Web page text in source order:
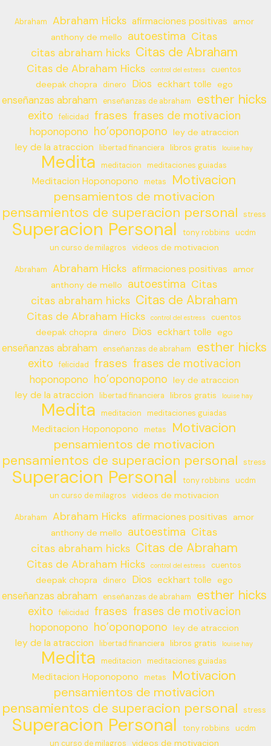
Abraham Abraham Hicks afirmaciones positivas
amor
anthony de mello
autoestima Citas
citas abraham hicks Citas de Abraham
Citas de Abraham Hicks control del estress cuentos
deepak chopra dinero Dios eckhart tolle ego
enseñanzas abraham enseñanzas de abraham esther hicks
exito felicidad frases frases de motivacion
hoponopono ho’oponopono ley de atraccion
ley de la atraccion libertad financiera libros gratis louise hay
Medita meditacion meditaciones guiadas
Meditacion Hoponopono metas Motivacion
pensamientos de motivacion
pensamientos de superacion personal stress
Superacion Personal tony robbins
ucdm
un curso de milagros
videos de motivacion
Abraham Abraham Hicks afirmaciones positivas
amor
anthony de mello
autoestima Citas
citas abraham hicks Citas de Abraham
Citas de Abraham Hicks control del estress cuentos
deepak chopra dinero Dios eckhart tolle ego
enseñanzas abraham enseñanzas de abraham esther hicks
exito felicidad frases frases de motivacion
hoponopono ho’oponopono ley de atraccion
ley de la atraccion libertad financiera libros gratis louise hay
Medita meditacion meditaciones guiadas
Meditacion Hoponopono metas Motivacion
pensamientos de motivacion
pensamientos de superacion personal stress
Superacion Personal tony robbins
ucdm
un curso de milagros
videos de motivacion
Abraham Abraham Hicks afirmaciones positivas
amor
anthony de mello
autoestima Citas
citas abraham hicks Citas de Abraham
Citas de Abraham Hicks control del estress cuentos
deepak chopra dinero Dios eckhart tolle ego
enseñanzas abraham enseñanzas de abraham esther hicks
exito felicidad frases frases de motivacion
hoponopono ho’oponopono ley de atraccion
ley de la atraccion libertad financiera libros gratis louise hay
Medita meditacion meditaciones guiadas
Meditacion Hoponopono metas Motivacion
pensamientos de motivacion
pensamientos de superacion personal stress
Superacion Personal tony robbins
ucdm
un curso de milagros
videos de motivacion